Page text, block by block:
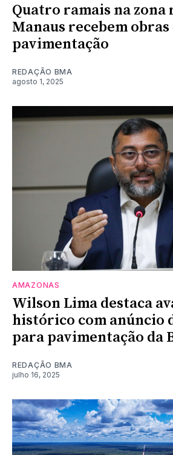
Quatro ramais na zona
Manaus recebem obras
pavimentação
REDAÇÃO BMA
agosto 1, 2025
AMAZONAS
Wilson Lima destaca
histórico com anúncio
para pavimentação da
REDAÇÃO BMA
julho 16, 2025